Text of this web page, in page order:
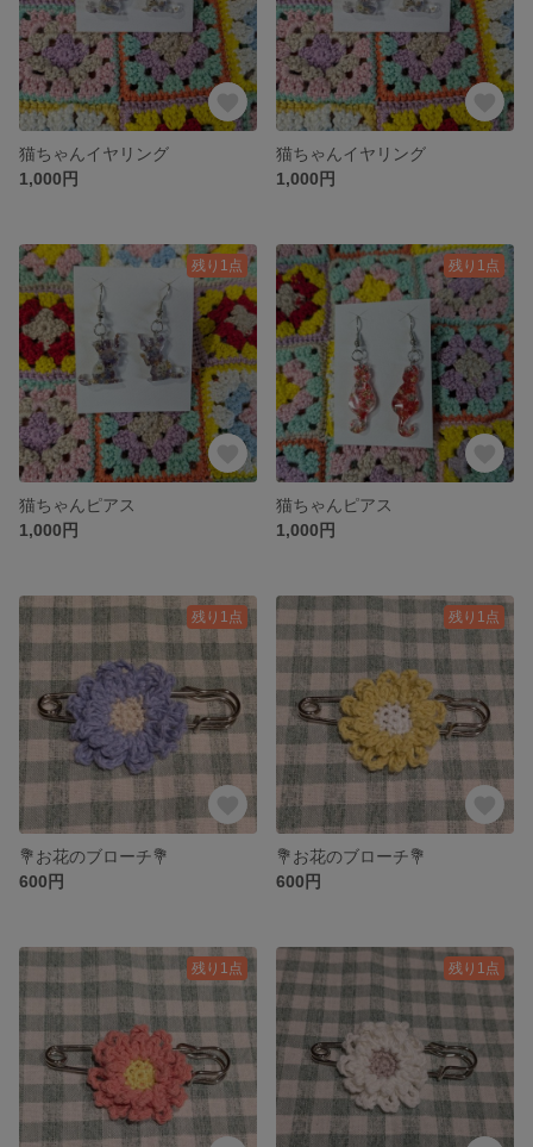
猫ちゃんイヤリング
1,000円
猫ちゃんイヤリング
1,000円
残り1点
猫ちゃんピアス
1,000円
残り1点
猫ちゃんピアス
1,000円
残り1点
💐お花のブローチ💐
600円
残り1点
💐お花のブローチ💐
600円
残り1点 残り1点